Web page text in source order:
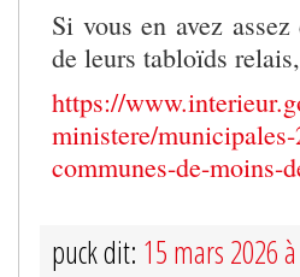
Si vous en avez
de leurs tabloïds
https://
ministere/
communes-de-moins-
puck dit: 15 mars 2026